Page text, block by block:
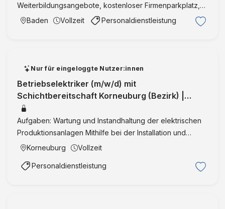
Weiterbildungsangebote, kostenloser Firmenparkplatz,
Mitarbeiterevents uvm.) in der angegebenen Entlohnung
Baden Vollzeit Personaldienstleistung
Nur für eingeloggte Nutzer:innen
Betriebselektriker (m/w/d) mit
Schichtbereitschaft Korneuburg (Bezirk) |
Niederösterreich | Vollzeit | IntegrationID:361
Aufgaben: Wartung und Instandhaltung der elektrischen
Produktionsanlagen Mithilfe bei der Installation und
Inbetriebnahme von Neuanlagen inkl. Funktions- und
bestehender Anlag …
Korneuburg Vollzeit
Personaldienstleistung